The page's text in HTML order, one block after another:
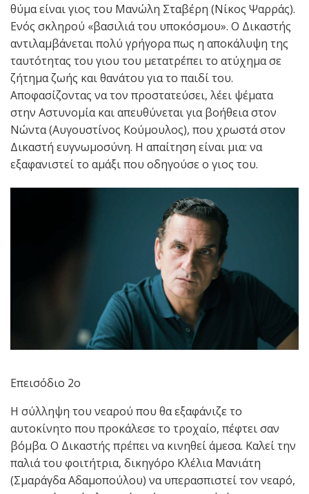
θύμα είναι γιος του Μανώλη Σταβέρη (Νίκος Ψαρράς).
Ενός σκληρού «βασιλιά του υποκόσμου». Ο Δικαστής
αντιλαμβάνεται πολύ γρήγορα πως η αποκάλυψη της
ταυτότητας του γιου του μετατρέπει το ατύχημα σε
ζήτημα ζωής και θανάτου για το παιδί του.
Αποφασίζοντας να τον προστατεύσει, λέει ψέματα
στην Αστυνομία και απευθύνεται για βοήθεια στον
Νώντα (Αυγουστίνος Κούμουλος), που χρωστά στον
Δικαστή ευγνωμοσύνη. Η απαίτηση είναι μια: να
εξαφανιστεί το αμάξι που οδηγούσε ο γιος του.
Επεισόδιο 2ο
Η σύλληψη του νεαρού που θα εξαφάνιζε το
αυτοκίνητο που προκάλεσε το τροχαίο, πέφτει σαν
βόμβα. Ο Δικαστής πρέπει να κινηθεί άμεσα. Καλεί την
παλιά του φοιτήτρια, δικηγόρο Κλέλια Μανιάτη
(Σμαράγδα Αδαμοπούλου) να υπερασπιστεί τον νεαρό,